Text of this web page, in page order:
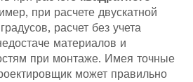
при расчете двускатной
расчет без учета
материалов и
при монтаже. Имея точные
может правильно